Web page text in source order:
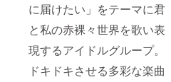
に届けたい」をテーマに君
と私の赤裸々世界を歌い表
現するアイドルグループ。
ドキドキさせる多彩な楽曲